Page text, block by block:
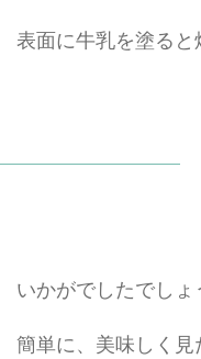
表面に牛乳を塗ると
いかがでしたでしょ
簡単に、美味しく